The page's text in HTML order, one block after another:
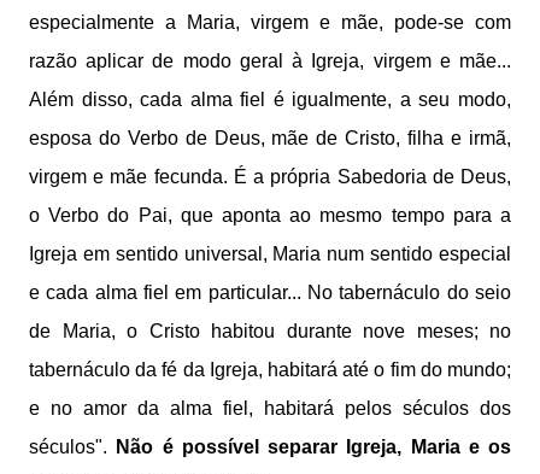
especialmente a Maria, virgem e mãe, pode-se com
razão aplicar de modo geral à Igreja, virgem e mãe...
Além disso, cada alma fiel é igualmente, a seu modo,
esposa do Verbo de Deus, mãe de Cristo, filha e irmã,
virgem e mãe fecunda. É a própria Sabedoria de Deus,
o Verbo do Pai, que aponta ao mesmo tempo para a
Igreja em sentido universal, Maria num sentido especial
e cada alma fiel em particular... No tabernáculo do seio
de Maria, o Cristo habitou durante nove meses; no
tabernáculo da fé da Igreja, habitará até o fim do mundo;
e no amor da alma fiel, habitará pelos séculos dos
séculos".
Não é possível separar Igreja, Maria e os